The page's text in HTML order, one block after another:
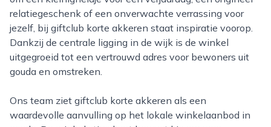
relatiegeschenk of een onverwachte verrassing voor
jezelf, bij giftclub korte akkeren staat inspiratie voorop.
Dankzij de centrale ligging in de wijk is de winkel
uitgegroeid tot een vertrouwd adres voor bewoners uit
gouda en omstreken.
Ons team ziet giftclub korte akkeren als een
waardevolle aanvulling op het lokale winkelaanbod in